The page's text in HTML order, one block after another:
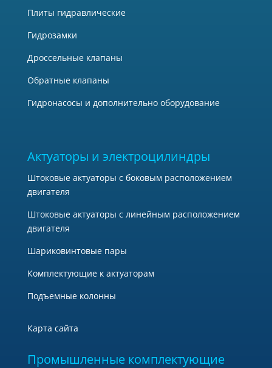
Плиты гидравлические
Гидрозамки
Дроссельные клапаны
Обратные клапаны
Гидронасосы и дополнительно оборудование
Актуаторы и электроцилиндры
Штоковые актуаторы с боковым расположением
двигателя
Штоковые актуаторы с линейным расположением
двигателя
Шариковинтовые пары
Комплектующие к актуаторам
Подъемные колонны
Карта сайта
Промышленные комплектующие